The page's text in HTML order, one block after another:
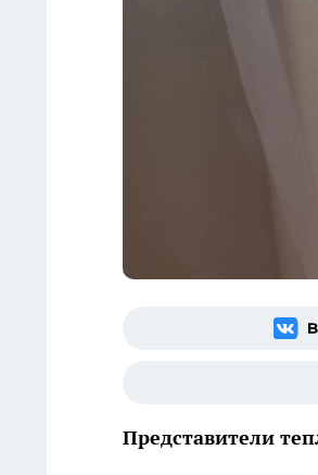
Представители